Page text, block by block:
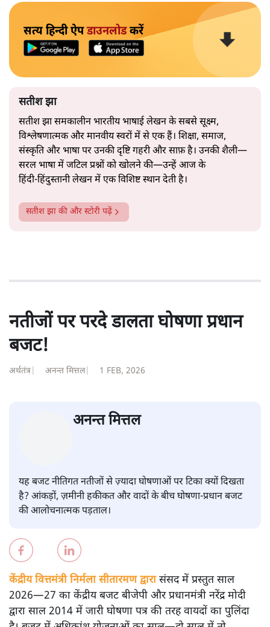
नेता की सहजता से पिरोया गया।
2019 के बही‑खाता वाले प्रतीकवाद से वे बहुत आगे आ चुकी हैं।
अब वे नार्थ ब्लॉक के हर गलियारे को जानने वाली वित्त मंत्री की
तरह बोलती हैं। लेकिन इस आत्मविश्वास के नीचे जो सामग्री है, वह
सत्य हिन्दी ऐपडाउनलोडकरें
संस्कृति और भाषा पर उनकी दृष्टि गहरी और साफ़ है। उनकी शैली—
सतीश झा
बजट!
अर्थतंत्र | अनन्त मित्तल| 1 FEB, 2026